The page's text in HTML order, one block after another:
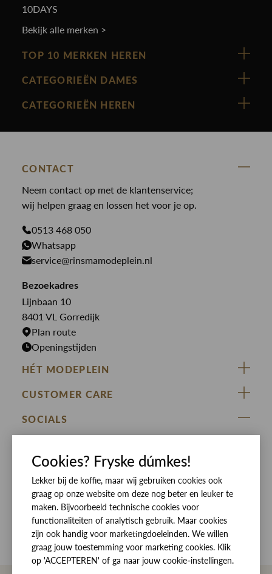
10DAYS
Bekijk alle merken >
TOP 10 MERKEN HEREN
Vanguard
Cast Iron
Paul en Shark
Genti
PME Legend
Butcher of Blue
Bekijk alle merken >
CATEGORIEËN DAMES
Nieuw binnen
Blouses
Broeken
Gilets
Jassen
Jeans
Jumpsuits
Jurken
Rokken
CATEGORIEËN HEREN
Broeken
Colberts
Giftcards
Jassen
Overhemden
T-shirts
CONTACT
Neem contact op met de klantenservice;
wij helpen graag en lossen het voor je op.
0513 468 050
Whatsapp
service@rinsmamodeplein.nl
Bezoekadres
Lijnbaan 10
8401 VL Gorredijk
Plan route
Openingstijden
HÉT MODEPLEIN
ZIJ VAN RINSMA
DE HEEREN VAN RINSMA
RINSMA.CONCEPTS
Eten en drinken
Openingstijden
Werken bij RINSMA
CUSTOMER CARE
Veelgestelde vragen
Retourneren & Ruilen
Betaalmethoden
Bezorgen
Contact
Reviews
SOCIALS
Cookies? Fryske dúmkes!
Lekker bij de koffie, maar wij gebruiken cookies ook
graag op onze website om deze nog beter en leuker te
maken. Bijvoorbeeld technische cookies voor
functionaliteiten of analytisch gebruik. Maar cookies
zijn ook handig voor marketingdoeleinden. We willen
graag jouw toestemming voor marketing cookies. Klik
op 'ACCEPTEREN' of ga naar jouw cookie-instellingen.